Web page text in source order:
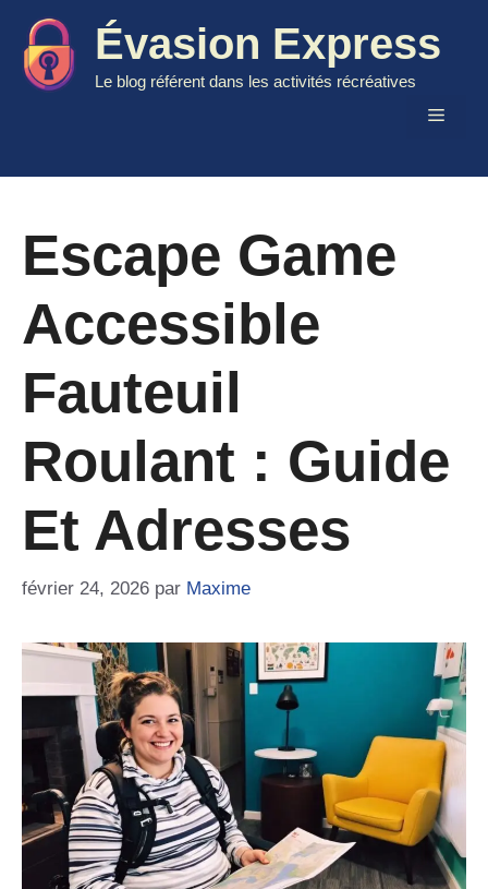
contenu
Évasion Express
Le blog référent dans les activités récréatives
Menu
Escape Game
Accessible
Fauteuil
Roulant : Guide
Et Adresses
février 24, 2026 par Maxime